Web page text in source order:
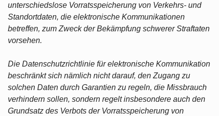
unterschiedslose Vorratsspeicherung von Verkehrs- und
Standortdaten, die elektronische Kommunikationen
betreffen, zum Zweck der Bekämpfung schwerer Straftaten
vorsehen.
Die Datenschutzrichtlinie für elektronische Kommunikation
beschränkt sich nämlich nicht darauf, den Zugang zu
solchen Daten durch Garantien zu regeln, die Missbrauch
verhindern sollen, sondern regelt insbesondere auch den
Grundsatz des Verbots der Vorratsspeicherung von